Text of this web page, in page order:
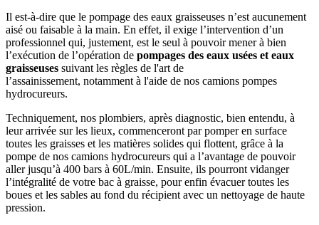
Il est-à-dire que le pompage des eaux graisseuses n’est aucunement
aisé ou faisable à la main. En effet, il exige l’intervention d’un
professionnel qui, justement, est le seul à pouvoir mener à bien
l’exécution de l’opération de pompages des eaux usées et eaux
graisseuses suivant les règles de l'art de
l’assainissement, notamment à l'aide de nos camions pompes
hydrocureurs.
Techniquement, nos plombiers, après diagnostic, bien entendu, à
leur arrivée sur les lieux, commenceront par pomper en surface
toutes les graisses et les matières solides qui flottent, grâce à la
pompe de nos camions hydrocureurs qui a l’avantage de pouvoir
aller jusqu’à 400 bars à 60L/min. Ensuite, ils pourront vidanger
l’intégralité de votre bac à graisse, pour enfin évacuer toutes les
boues et les sables au fond du récipient avec un nettoyage de haute
pression.